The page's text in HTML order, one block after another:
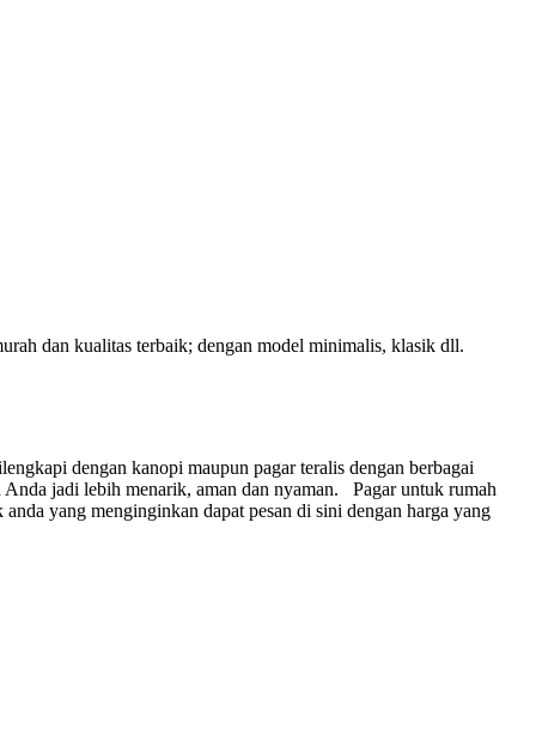
dan kualitas terbaik; dengan model minimalis, klasik dll.
dengan kanopi maupun pagar teralis dengan berbagai
jadi lebih menarik, aman dan nyaman.
Pagar untuk rumah
yang menginginkan dapat pesan di sini dengan harga yang